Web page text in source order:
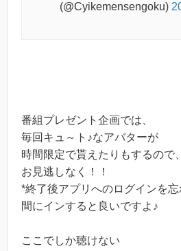
(@Cyikemensengoku)
番組プレゼント企画では、
毎回キュ～ト♪なアバターが
時間限定で貰えたりもするので、
お見逃しなく！！
*終了後アプリへのログインを
間にインすると良いですよ♪
ここでしか聴けない